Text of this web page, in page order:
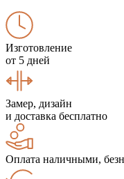
Изготовление
от 5 дней
Замер, дизайн
и доставка бесплатно
Оплата наличными,